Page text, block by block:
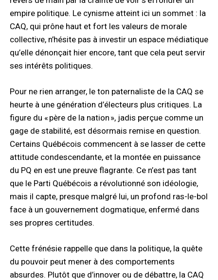
empire politique. Le cynisme atteint ici un sommet : la
CAQ, qui prône haut et fort les valeurs de morale
collective, n’hésite pas à investir un espace médiatique
qu’elle dénonçait hier encore, tant que cela peut servir
ses intérêts politiques.
Pour ne rien arranger, le ton paternaliste de la CAQ se
heurte à une génération d’électeurs plus critiques. La
figure du « père de la nation », jadis perçue comme un
gage de stabilité, est désormais remise en question.
Certains Québécois commencent à se lasser de cette
attitude condescendante, et la montée en puissance
du PQ en est une preuve flagrante. Ce n’est pas tant
que le Parti Québécois a révolutionné son idéologie,
mais il capte, presque malgré lui, un profond ras-le-bol
face à un gouvernement dogmatique, enfermé dans
ses propres certitudes.
Cette frénésie rappelle que dans la politique, la quête
du pouvoir peut mener à des comportements
absurdes. Plutôt que d’innover ou de débattre, la CAQ